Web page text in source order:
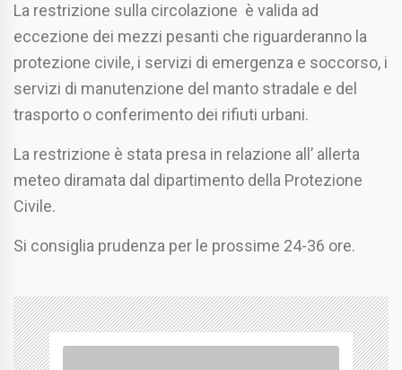
La restrizione sulla circolazione è valida ad
eccezione dei mezzi pesanti che riguarderanno la
protezione civile, i servizi di emergenza e soccorso, i
servizi di manutenzione del manto stradale e del
trasporto o conferimento dei rifiuti urbani.
La restrizione è stata presa in relazione all’ allerta
meteo diramata dal dipartimento della Protezione
Civile.
Si consiglia prudenza per le prossime 24-36 ore.